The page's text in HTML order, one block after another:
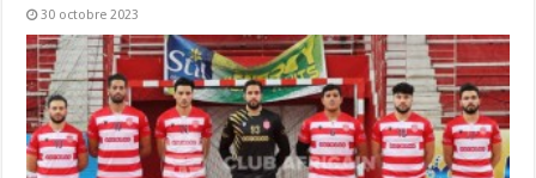
30 octobre 2023